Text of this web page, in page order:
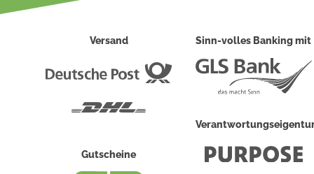
Versand
Deutsche
Gutscheine
Sinn-volles Banking mit